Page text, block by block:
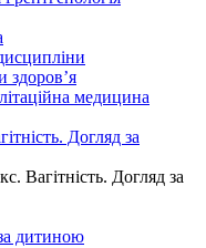
здоров’я
медицина
Догляд за
Вагітність. Догляд за
за дитиною